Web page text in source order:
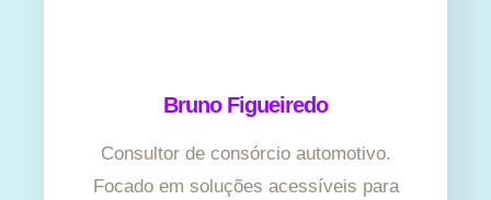
Bruno Figueiredo
Consultor de consórcio automotivo.
Focado em soluções acessíveis para